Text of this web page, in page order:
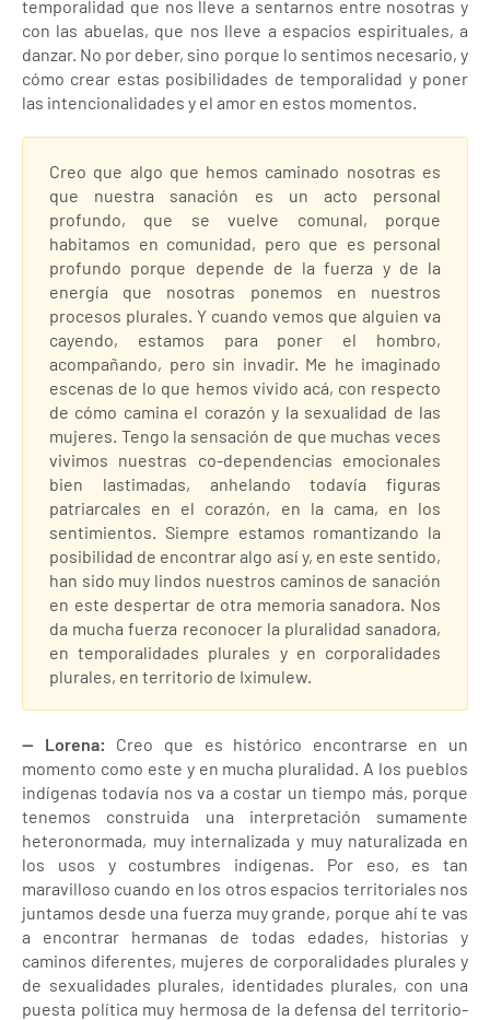
temporalidad que nos lleve a sentarnos entre nosotras y
con las abuelas, que nos lleve a espacios espirituales, a
danzar. No por deber, sino porque lo sentimos necesario, y
cómo crear estas posibilidades de temporalidad y poner
las intencionalidades y el amor en estos momentos.
Creo que algo que hemos caminado nosotras es
que nuestra sanación es un acto personal
profundo, que se vuelve comunal, porque
habitamos en comunidad, pero que es personal
profundo porque depende de la fuerza y de la
energía que nosotras ponemos en nuestros
procesos plurales. Y cuando vemos que alguien va
cayendo, estamos para poner el hombro,
acompañando, pero sin invadir. Me he imaginado
escenas de lo que hemos vivido acá, con respecto
de cómo camina el corazón y la sexualidad de las
mujeres. Tengo la sensación de que muchas veces
vivimos nuestras co-dependencias emocionales
bien lastimadas, anhelando todavía figuras
patriarcales en el corazón, en la cama, en los
sentimientos. Siempre estamos romantizando la
posibilidad de encontrar algo así y, en este sentido,
han sido muy lindos nuestros caminos de sanación
en este despertar de otra memoria sanadora. Nos
da mucha fuerza reconocer la pluralidad sanadora,
en temporalidades plurales y en corporalidades
plurales, en territorio de Iximulew.
— Lorena: Creo que es histórico encontrarse en un
momento como este y en mucha pluralidad. A los pueblos
indígenas todavía nos va a costar un tiempo más, porque
tenemos construida una interpretación sumamente
heteronormada, muy internalizada y muy naturalizada en
los usos y costumbres indígenas. Por eso, es tan
maravilloso cuando en los otros espacios territoriales nos
juntamos desde una fuerza muy grande, porque ahí te vas
a encontrar hermanas de todas edades, historias y
caminos diferentes, mujeres de corporalidades plurales y
de sexualidades plurales, identidades plurales, con una
puesta política muy hermosa de la defensa del territorio-